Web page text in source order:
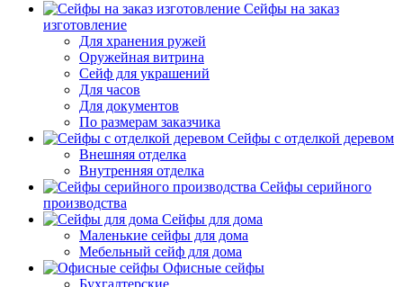
Сейфы на заказ
изготовление
Для хранения ружей
Оружейная витрина
Сейф для украшений
Для часов
Для документов
По размерам заказчика
Сейфы с отделкой деревом
Внешняя отделка
Внутренняя отделка
Сейфы серийного
производства
Сейфы для дома
Маленькие сейфы для дома
Мебельный сейф для дома
Офисные сейфы
Бухгалтерские